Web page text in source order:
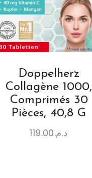
Doppelherz
Collagène 1000,
Comprimés 30
Pièces, 40,8 G
د.م.119.00